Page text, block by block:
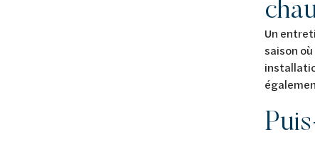
Un
saison